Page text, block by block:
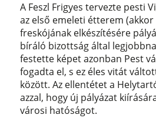
A Feszl Frigyes tervezte pesti
az első emeleti étterem
freskójának elkészítésére
bíráló bizottság által
festette képet azonban Pest
fogadta el, s ez éles vitát
között. Az ellentétet a
azzal, hogy új pályázat
városi hatóságot.